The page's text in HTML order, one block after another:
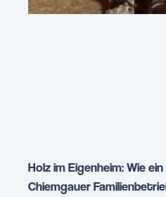
Holz im Eigenheim: Wie
Chiemgauer